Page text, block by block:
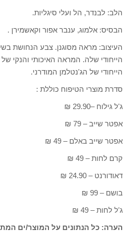
הלב: לבנדר, הל ועלי סיגליות.
הבסיס: אלמוג, ענבר אפור וקאשמירן .
העיצוב: מראה מסוגנן. צבע הנחושת
הייחודי שלה. המראה האיכותי
הייחודי של הג'נטלמן המודרני.
סדרת מוצרי הטיפוח כוללת :
ג'ל גילוח –29.90 ₪
אפטר שייב – 79 ₪
אפטר שייב באלם – 49 ₪
קרם לחות – 49 ₪
דאודורנט – 24.90 ₪
בושם – 99 ₪
ג'ל לחות – 49 ₪
הערה: כל הנתונים על המוצר/ים